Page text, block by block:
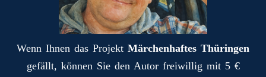
Wenn Ihnen das Projekt Märchenhaftes Thüringen
gefällt, können Sie den Autor freiwillig mit 5 €